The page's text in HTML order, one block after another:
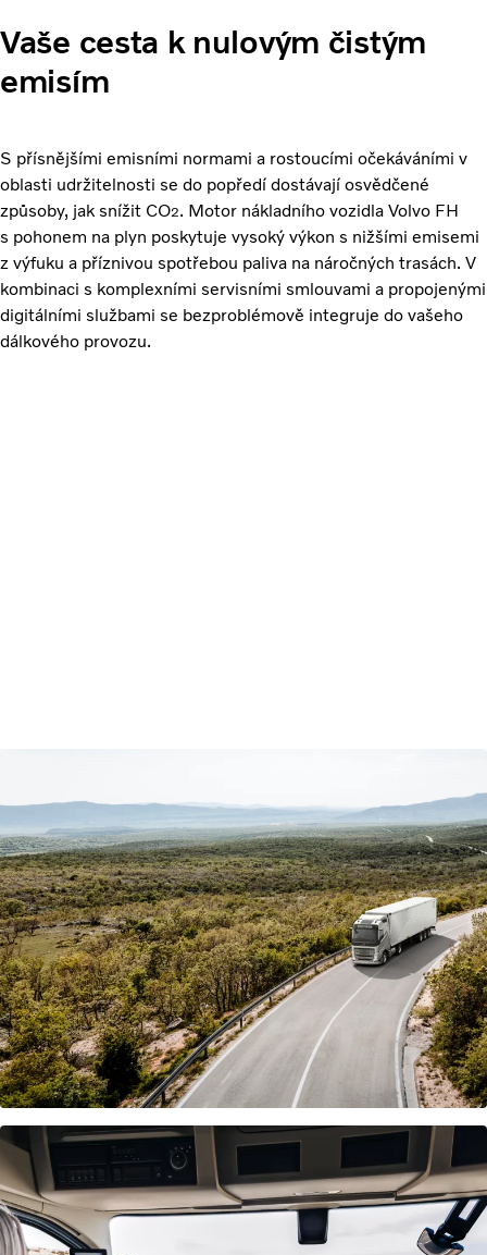
Vaše cesta k nulovým čistým
emisím
S přísnějšími emisními normami a rostoucími očekáváními v
oblasti udržitelnosti se do popředí dostávají osvědčené
způsoby, jak snížit CO2. Motor nákladního vozidla Volvo FH
s pohonem na plyn poskytuje vysoký výkon s nižšími emisemi
z výfuku a příznivou spotřebou paliva na náročných trasách. V
kombinaci s komplexními servisními smlouvami a propojenými
digitálními službami se bezproblémově integruje do vašeho
dálkového provozu.